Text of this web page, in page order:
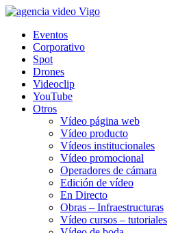
Eventos
Corporativo
Spot
Drones
Videoclip
YouTube
Otros
Vídeo página web
Vídeo producto
Vídeos institucionales
Vídeo promocional
Operadores de cámara
Edición de vídeo
En Directo
Obras – Infraestructuras
Vídeo cursos – tutoriales